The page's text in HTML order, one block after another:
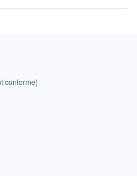
conforme)